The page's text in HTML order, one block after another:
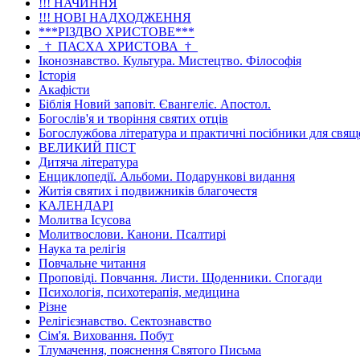
!!! НАЧИННЯ
!!! НОВІ НАДХОДЖЕННЯ
***РІЗДВО ХРИСТОВЕ***
_†_ПАСХА ХРИСТОВА_†_
Іконознавство. Культура. Мистецтво. Філософія
Історія
Акафісти
Біблія Новий заповіт. Євангеліє. Апостол.
Богослів'я и творіння святих отців
Богослужбова література и практичні посібники для
ВЕЛИКИЙ ПІСТ
Дитяча література
Енциклопедії. Альбоми. Подарункові видання
Житія святих і подвижників благочестя
КАЛЕНДАРІ
Молитва Ісусова
Молитвослови. Канони. Псалтирі
Наука та релігія
Повчальне читання
Проповіді. Повчання. Листи. Щоденники. Спогади
Психологія, психотерапія, медицина
Різне
Релігієзнавство. Сектознавство
Сім'я. Виховання. Побут
Тлумачення, пояснення Святого Письма